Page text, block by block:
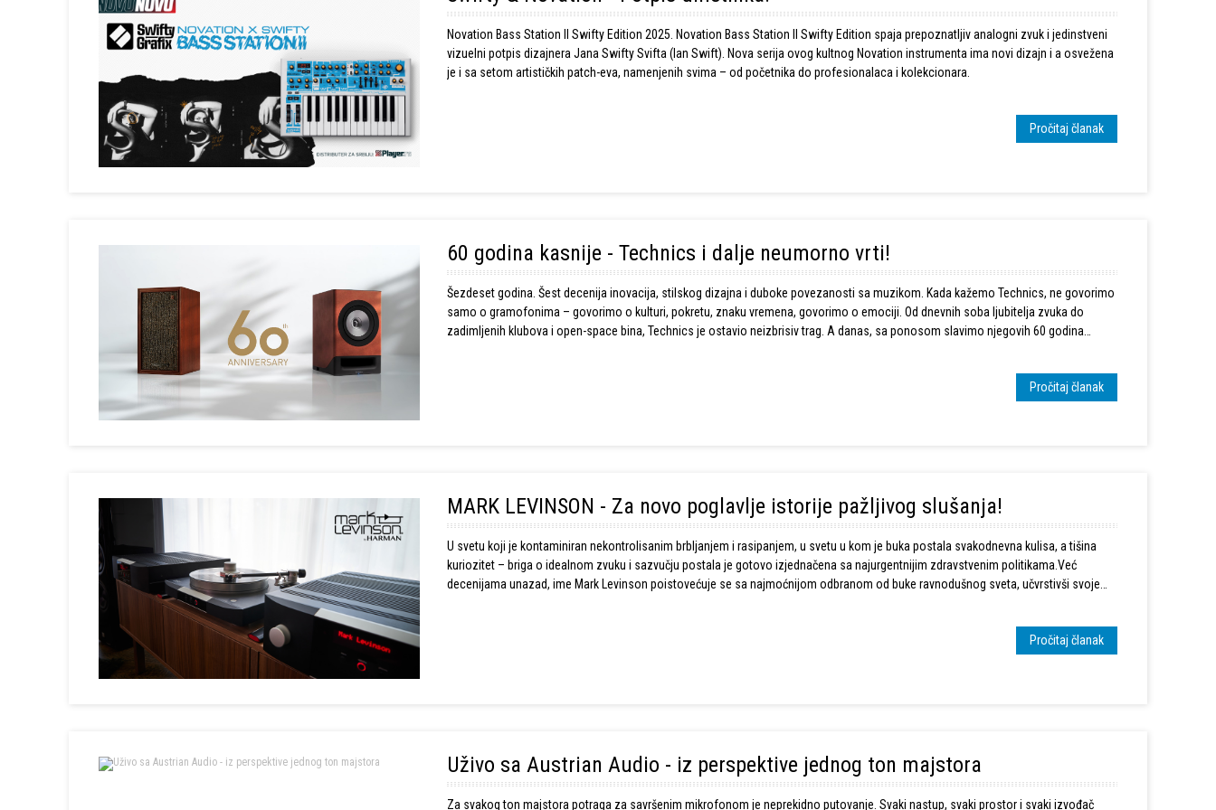
Novation Bass Station II Swifty Edition 2025. Novation Bass Station II Swifty Edition spaja prepoznatljiv analogni zvuk i jedinstveni
vizuelni potpis dizajnera Jana Swifty Svifta (Ian Swift). Nova serija ovog kultnog Novation instrumenta ima novi dizajn i a osvežena
je i sa setom artističkih patch-eva, namenjenih svima – od početnika do profesionalaca i kolekcionara.
Pročitaj članak
60 godina kasnije - Technics i dalje neumorno vrti!
Šezdeset godina. Šest decenija inovacija, stilskog dizajna i duboke povezanosti sa muzikom. Kada kažemo Technics, ne govorimo
samo o gramofonima – govorimo o kulturi, pokretu, znaku vremena, govorimo o emociji. Od dnevnih soba ljubitelja zvuka do
zadimljenih klubova i open-space bina, Technics je ostavio neizbrisiv trag. A danas, sa ponosom slavimo njegovih 60 godina
Pročitaj članak
MARK LEVINSON - Za novo poglavlje istorije pažljivog slušanja!
U svetu koji je kontaminiran nekontrolisanim brbljanjem i rasipanjem, u svetu u kom je buka postala svakodnevna kulisa, a tišina
kuriozitet – briga o idealnom zvuku i sazvučju postala je gotovo izjednačena sa najurgentnijim zdravstvenim politikama.Već
decenijama unazad, ime Mark Levinson poistovećuje se sa najmoćnijom odbranom od buke ravnodušnog sveta, učvrstivši svoje
Pročitaj članak
Uživo sa Austrian Audio - iz perspektive jednog ton majstora
Za svakog ton majstora potraga za savršenim mikrofonom je neprekidno putovanje. Svaki nastup, svaki prostor i svaki izvođač